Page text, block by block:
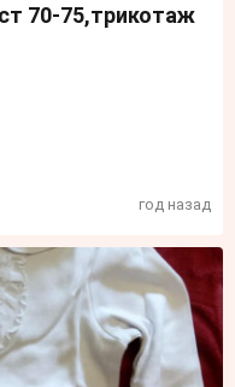
70-75,трикотаж
год назад